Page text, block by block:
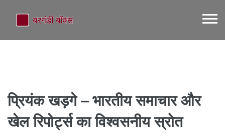
प्रियंक खड़गे – भारतीय समाचार और
खेल रिपोर्ट्स का विश्वसनीय स्रोत